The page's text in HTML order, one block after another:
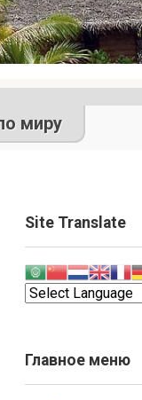
миру
Site Translate
Главное меню